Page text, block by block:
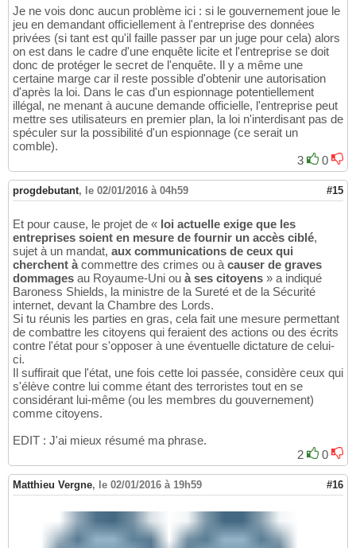
Je ne vois donc aucun problème ici : si le gouvernement joue le
jeu en demandant officiellement à l'entreprise des données
privées (si tant est qu'il faille passer par un juge pour cela) alors
on est dans le cadre d'une enquête licite et l'entreprise se doit
donc de protéger le secret de l'enquête. Il y a même une
certaine marge car il reste possible d'obtenir une autorisation
d'après la loi. Dans le cas d'un espionnage potentiellement
illégal, ne menant à aucune demande officielle, l'entreprise peut
mettre ses utilisateurs en premier plan, la loi n'interdisant pas de
spéculer sur la possibilité d'un espionnage (ce serait un
comble).
3
0
progdebutant, le 02/01/2016 à 04h59 #15
Et pour cause, le projet de « loi actuelle exige que les
entreprises soient en mesure de fournir un accès ciblé,
sujet à un mandat, aux communications de ceux qui
cherchent à commettre des crimes ou à causer de graves
dommages au Royaume-Uni ou à ses citoyens » a indiqué
Baroness Shields, la ministre de la Sureté et de la Sécurité
internet, devant la Chambre des Lords.
Si tu réunis les parties en gras, cela fait une mesure permettant
de combattre les citoyens qui feraient des actions ou des écrits
contre l'état pour s'opposer à une éventuelle dictature de celui-
ci.
Il suffirait que l'état, une fois cette loi passée, considère ceux qui
s'élève contre lui comme étant des terroristes tout en se
considérant lui-même (ou les membres du gouvernement)
comme citoyens.
EDIT : J'ai mieux résumé ma phrase.
2
0
Matthieu Vergne, le 02/01/2016 à 19h59 #16